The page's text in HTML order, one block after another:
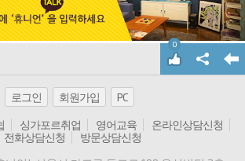
0
로그인 회원가입 PC
싱가포르취업 영어교육
온라인상담신청
전화상담신청
방문상담신청